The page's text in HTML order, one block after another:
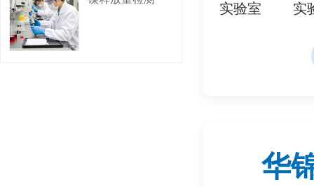
1. 国际/欧盟法规：
烯醚（NPE）的使用
2. 美国法规：
- FDA 21 CFR：限
验室 实验室 实验室 实验室 实
华